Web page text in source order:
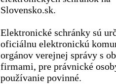
Slovensko.sk.
Elektronické schránky sú
oficiálnu elektronickú
orgánov verejnej správy s
firmami, pre právnické
používanie povinné.